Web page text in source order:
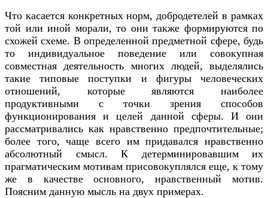
Что касается конкретных норм, добродетелей в рамках
той или иной морали, то они также формируются по
схожей схеме. В определенной предметной сфере, будь
то индивидуальное поведение или совокупная
совместная деятельность многих людей, выделялись
такие типовые поступки и фигуры человеческих
отношений, которые являются наиболее
продуктивными с точки зрения способов
функционирования и целей данной сферы. И они
рассматривались как нравственно предпочтительные;
более того, чаще всего им придавался нравственно
абсолютный смысл. К детерминировавшим их
прагматическим мотивам присовокуплялся еще, к тому
же в качестве основного, нравственный мотив.
Поясним данную мысль на двух примерах.